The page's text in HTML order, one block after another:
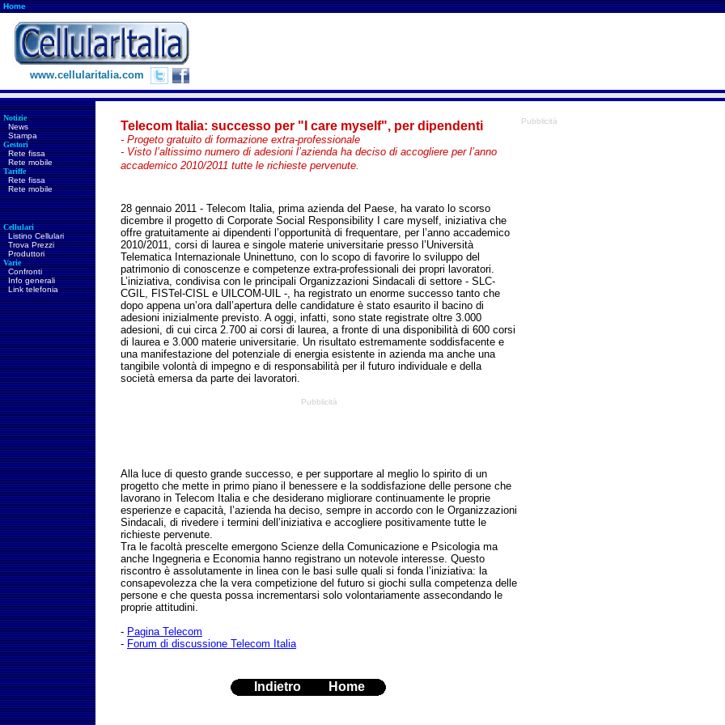
Home
www.cellularitalia.com
Notizie
News
Stampa
Gestori
Rete fissa
Rete mobile
Tariffe
Rete fissa
Rete mobile
Cellulari
Listino Cellulari
Trova Prezzi
Produttori
Varie
Confronti
Info generali
Link telefonia
Telecom Italia: successo per "I care myself", per dipendenti
- Progeto gratuito di formazione extra-professionale
- Visto l’altissimo numero di adesioni l’azienda ha deciso di accogliere per l’anno
accademico 2010/2011 tutte le richieste pervenute.
28 gennaio 2011 - Telecom Italia, prima azienda del Paese, ha varato lo scorso
dicembre il progetto di Corporate Social Responsibility I care myself, iniziativa che
offre gratuitamente ai dipendenti l’opportunità di frequentare, per l’anno accademico
2010/2011, corsi di laurea e singole materie universitarie presso l’Università
Telematica Internazionale Uninettuno, con lo scopo di favorire lo sviluppo del
patrimonio di conoscenze e competenze extra-professionali dei propri lavoratori.
L’iniziativa, condivisa con le principali Organizzazioni Sindacali di settore - SLC-
CGIL, FISTel-CISL e UILCOM-UIL -, ha registrato un enorme successo tanto che
dopo appena un’ora dall’apertura delle candidature è stato esaurito il bacino di
adesioni inizialmente previsto. A oggi, infatti, sono state registrate oltre 3.000
adesioni, di cui circa 2.700 ai corsi di laurea, a fronte di una disponibilità di 600 corsi
di laurea e 3.000 materie universitarie. Un risultato estremamente soddisfacente e
una manifestazione del potenziale di energia esistente in azienda ma anche una
tangibile volontà di impegno e di responsabilità per il futuro individuale e della
società emersa da parte dei lavoratori.
Pubblicità
Alla luce di questo grande successo, e per supportare al meglio lo spirito di un
progetto che mette in primo piano il benessere e la soddisfazione delle persone che
lavorano in Telecom Italia e che desiderano migliorare continuamente le proprie
esperienze e capacità, l’azienda ha deciso, sempre in accordo con le Organizzazioni
Sindacali, di rivedere i termini dell’iniziativa e accogliere positivamente tutte le
richieste pervenute.
Tra le facoltà prescelte emergono Scienze della Comunicazione e Psicologia ma
anche Ingegneria e Economia hanno registrano un notevole interesse. Questo
riscontro è assolutamente in linea con le basi sulle quali si fonda l’iniziativa: la
consapevolezza che la vera competizione del futuro si giochi sulla competenza delle
persone e che questa possa incrementarsi solo volontariamente assecondando le
proprie attitudini.
- Pagina Telecom
- Forum di discussione Telecom Italia
Indietro Home
Pubblicità